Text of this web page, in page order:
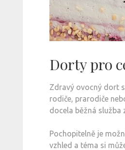
Dorty pro
Zdravý ovocný dort
rodiče, prarodiče
docela běžná služba
Pochopitelně je
vzhled a téma si